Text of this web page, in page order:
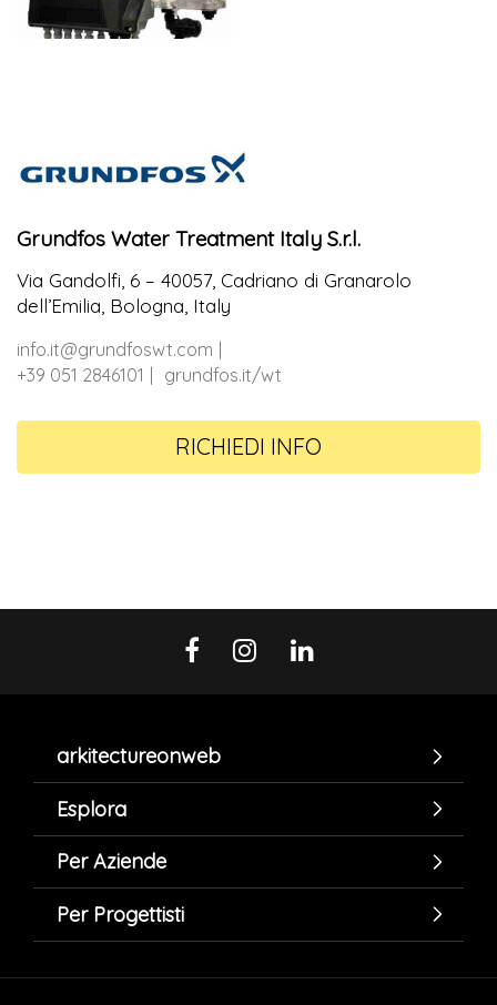
Grundfos Water Treatment Italy S.r.l.
Via Gandolfi, 6 – 40057, Cadriano di Granarolo
dell’Emilia, Bologna, Italy
info.it@grundfoswt.com
+39 051 2846101
grundfos.it/wt
RICHIEDI INFO
arkitectureonweb
Esplora
Per Aziende
Per Progettisti